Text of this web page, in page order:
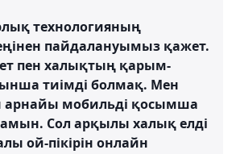
технологияның
пайдалануымыз қажет.
пен халықтың қарым-
тиімді болмақ. Мен
арнайы мобильді қосымша
Сол арқылы халық елді
ой-пікірін онлайн